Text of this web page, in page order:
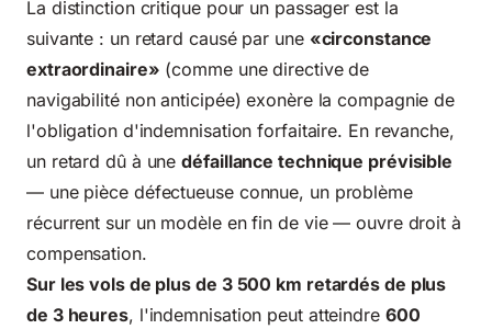
La distinction critique pour un passager est la
suivante : un retard causé par une «circonstance
extraordinaire» (comme une directive de
navigabilité non anticipée) exonère la compagnie de
l'obligation d'indemnisation forfaitaire. En revanche,
un retard dû à unedéfaillance technique prévisible
— une pièce défectueuse connue, un problème
récurrent sur un modèle en fin de vie — ouvre droit à
compensation.
Sur les vols de plus de 3 500 km retardés de plus
de 3 heures, l'indemnisation peut atteindre 600